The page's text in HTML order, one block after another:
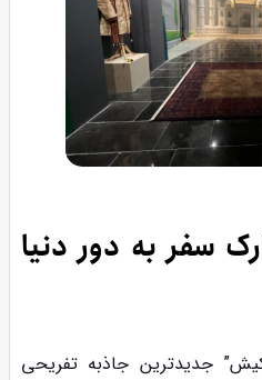
سفر به دور دنیا
جدیدترین جاذبه تفریحی